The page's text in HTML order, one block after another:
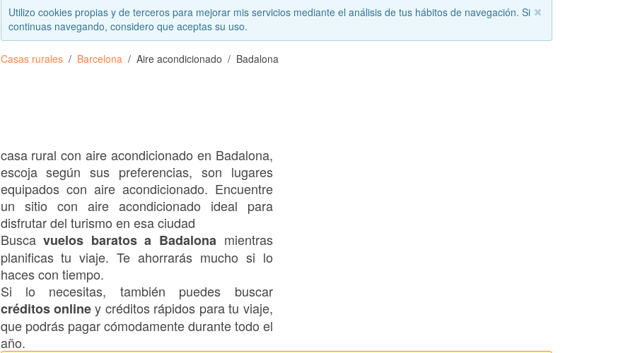
Utilizo cookies propias y de terceros para mejorar mis servicios mediante el análisis de tus hábitos de navegación. Si
continuas navegando, considero que aceptas su uso.
Casas rurales Barcelona Aire acondicionado Badalona
casa rural con aire acondicionado en Badalona,
escoja según sus preferencias, son lugares
equipados con aire acondicionado. Encuentre
un sitio con aire acondicionado ideal para
disfrutar del turismo en esa ciudad
Buscavuelos baratos a Badalona mientras
planificas tu viaje. Te ahorrarás mucho si lo
haces con tiempo.
Si lo necesitas, también puedes buscar
créditos onliney créditos rápidos para tu viaje,
que podrás pagar cómodamente durante todo el
año.